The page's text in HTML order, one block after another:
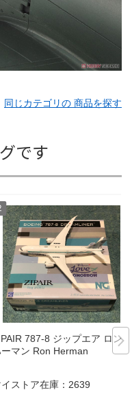
同じカテゴリの 商品を探す
です
787-8 ジップエア ロン
マン Ron Herman
ストア在庫： 2639